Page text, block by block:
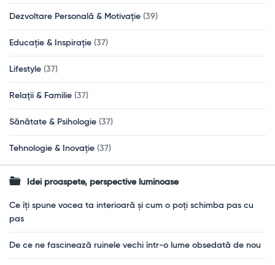
Dezvoltare Personală & Motivație (39)
Educație & Inspirație (37)
Lifestyle (37)
Relații & Familie (37)
Sănătate & Psihologie (37)
Tehnologie & Inovație (37)
Idei proaspete, perspective luminoase
Ce îți spune vocea ta interioară și cum o poți schimba pas cu
pas
De ce ne fascinează ruinele vechi într-o lume obsedată de nou